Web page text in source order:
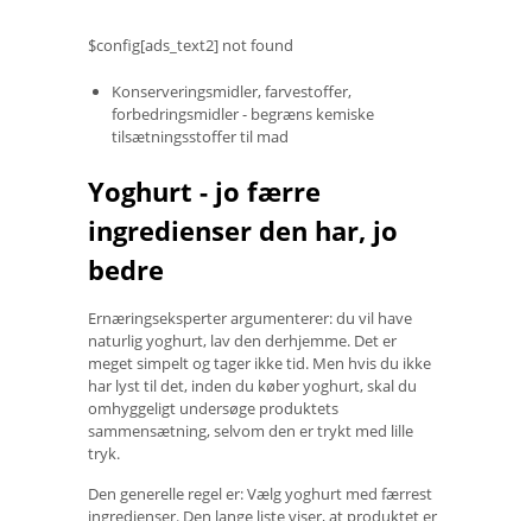
$config[ads_text2] not found
Konserveringsmidler, farvestoffer,
forbedringsmidler - begræns kemiske
tilsætningsstoffer til mad
Yoghurt - jo færre
ingredienser den har, jo
bedre
Ernæringseksperter argumenterer: du vil have
naturlig yoghurt, lav den derhjemme. Det er
meget simpelt og tager ikke tid. Men hvis du ikke
har lyst til det, inden du køber yoghurt, skal du
omhyggeligt undersøge produktets
sammensætning, selvom den er trykt med lille
tryk.
Den generelle regel er: Vælg yoghurt med færrest
ingredienser. Den lange liste viser, at produktet er